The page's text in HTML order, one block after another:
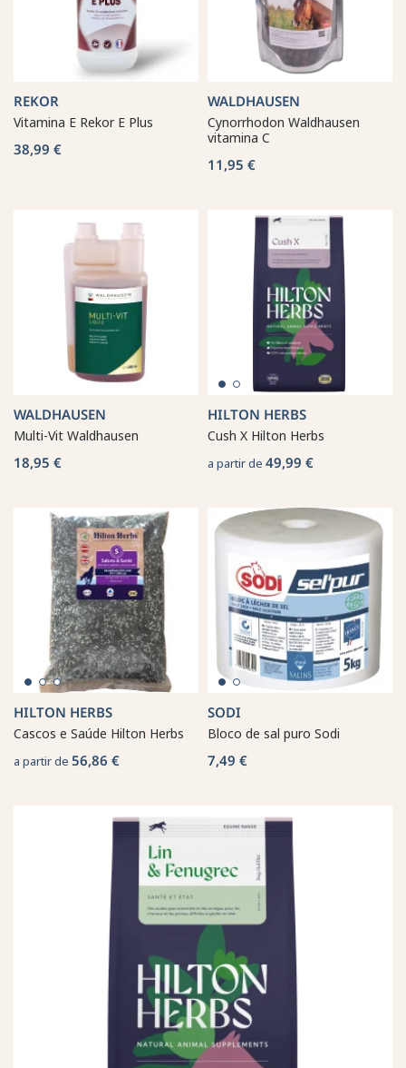
REKOR
Vitamina E Rekor E Plus
38,99 €
WALDHAUSEN
Cynorrhodon Waldhausen
vitamina C
11,95 €
WALDHAUSEN
Multi-Vit Waldhausen
18,95 €
HILTON HERBS
Cush X Hilton Herbs
a partir de 49,99 €
HILTON HERBS
Cascos e Saúde Hilton Herbs
a partir de 56,86 €
SODI
Bloco de sal puro Sodi
7,49 €